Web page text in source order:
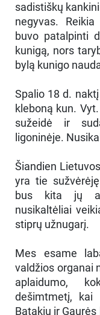
sadistiškų
negyvas.
buvo patalpinti
kunigą, nors
bylą kunigo
Spalio 18 d.
kleboną kun.
sužeidė ir
ligoninėje.
Šiandien
yra tie
bus kita jų
nusikaltėliai
stiprų užnugarį.
Mes esame
valdžios organai
aplaidumo,
dešimtmetį, kai
Batakių ir